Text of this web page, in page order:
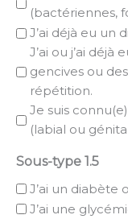
(bactériennes,
J’ai déjà eu un
J’ai ou j’ai déjà
gencives ou
répétition.
Je suis
(labial ou
Sous-type 1.5
J’ai un diabète
J’ai une